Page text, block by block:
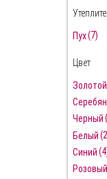
Пух(7)
Цвет
Золотой
Черный
Белый
Синий
Розовый